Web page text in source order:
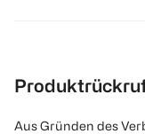
Aus Gründen des